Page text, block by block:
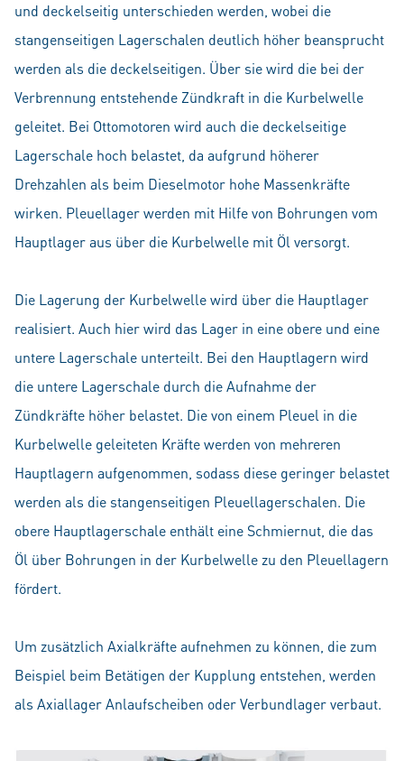
und deckelseitig unterschieden werden, wobei die
stangenseitigen Lagerschalen deutlich höher beansprucht
werden als die deckelseitigen. Über sie wird die bei der
Verbrennung entstehende Zündkraft in die Kurbelwelle
geleitet. Bei Ottomotoren wird auch die deckelseitige
Lagerschale hoch belastet, da aufgrund höherer
Drehzahlen als beim Dieselmotor hohe Massenkräfte
wirken. Pleuellager werden mit Hilfe von Bohrungen vom
Hauptlager aus über die Kurbelwelle mit Öl versorgt.
Die Lagerung der Kurbelwelle wird über die Hauptlager
realisiert. Auch hier wird das Lager in eine obere und eine
untere Lagerschale unterteilt. Bei den Hauptlagern wird
die untere Lagerschale durch die Aufnahme der
Zündkräfte höher belastet. Die von einem Pleuel in die
Kurbelwelle geleiteten Kräfte werden von mehreren
Hauptlagern aufgenommen, sodass diese geringer belastet
werden als die stangenseitigen Pleuellagerschalen. Die
obere Hauptlagerschale enthält eine Schmiernut, die das
Öl über Bohrungen in der Kurbelwelle zu den Pleuellagern
fördert.
Um zusätzlich Axialkräfte aufnehmen zu können, die zum
Beispiel beim Betätigen der Kupplung entstehen, werden
als Axiallager Anlaufscheiben oder Verbundlager verbaut.